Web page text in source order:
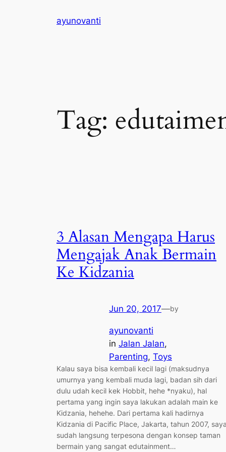
ayunovanti
Tag:
3 Alasan Mengapa Harus
Mengajak Anak Bermain
Ke Kidzania
Jun 20, 2017—by
ayunovanti
in Jalan Jalan
Parenting, Toys
Kalau saya bisa kembali kecil lagi (maksudnya
umurnya yang kembali muda lagi, badan sih dari
dulu udah kecil kek Hobbit, hehe *nyaku), hal
pertama yang ingin saya lakukan adalah main ke
Kidzania, hehehe. Dari pertama kali hadirnya
Kidzania di Pacific Place, Jakarta, tahun 2007,
sudah langsung terpesona dengan konsep taman
bermain yang sangat edutainment…